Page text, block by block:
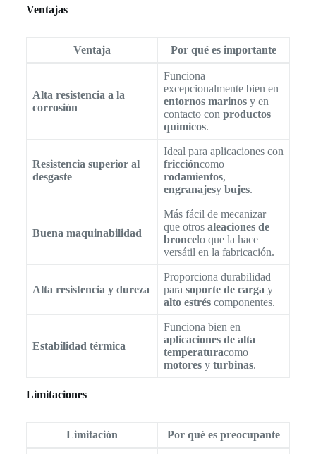
Ventajas
Ventaja Por qué es importante
Alta resistencia a la
corrosión
Funciona
excepcionalmente bien en
entornos marinosy en
contacto con productos
químicos.
Resistencia superior al
desgaste
Ideal para aplicaciones con
friccióncomo
rodamientos,
engranajesy bujes.
Buena maquinabilidad
Más fácil de mecanizar
que otros aleaciones de
broncelo que la hace
versátil en la fabricación.
Alta resistencia y dureza
Proporciona durabilidad
para soporte de carga y
alto estréscomponentes.
Estabilidad térmica
Funciona bien en
aplicaciones de alta
temperaturacomo
motoresy turbinas.
Limitaciones
Limitación Por qué es preocupante